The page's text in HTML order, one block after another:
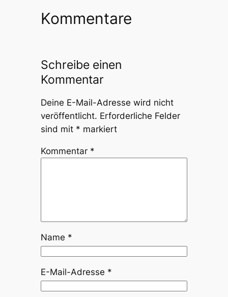
Kommentare
Schreibe einen
Kommentar
Deine E-Mail-Adresse wird nicht
veröffentlicht. Erforderliche Felder
sind mit * markiert
Kommentar *
Name *
E-Mail-Adresse *